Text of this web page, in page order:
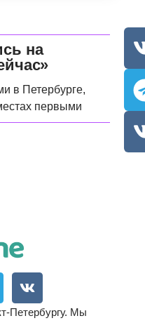
на
в Петербурге,
первыми
Петербургу. Мы